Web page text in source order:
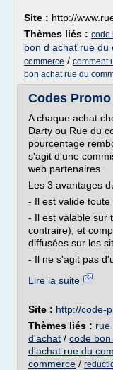
Site : http://
Thèmes liés : code
bon d achat rue du
commerce / comment
bon achat rue du
Codes
A chaque achat
Darty ou Rue du
pourcentage
s'agit d'une
web partenaires.
Les 3 avantages
- Il est valide toute
- Il est valable sur
contraire), et
diffusées sur les
- Il ne s'agit pas
Lire la suite
Site : http://code-
Thèmes liés : rue
d'achat / code
d'achat rue du
commerce /